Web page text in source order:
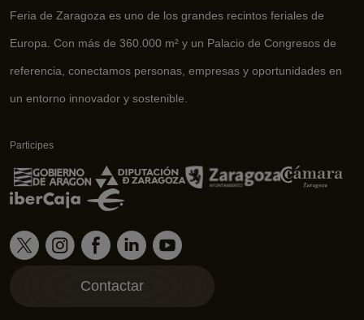
Feria de Zaragoza es uno de los grandes recintos feriales de
Europa. Con más de 360.000 m² y un Palacio de Congresos de
referencia, conectamos personas, empresas y oportunidades en
un entorno innovador y sostenible.
Participes
Contactar